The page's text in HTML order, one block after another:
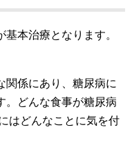
本治療となります。
関係にあり、糖尿病に
。どんな食事が糖尿病
はどんなことに気を付